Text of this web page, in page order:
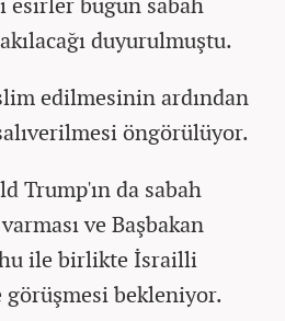
duyurulmuştu.
edilmesinin ardından
öngörülüyor.
Trump'ın da sabah
ve Başbakan
ile birlikte İsrailli
bekleniyor.